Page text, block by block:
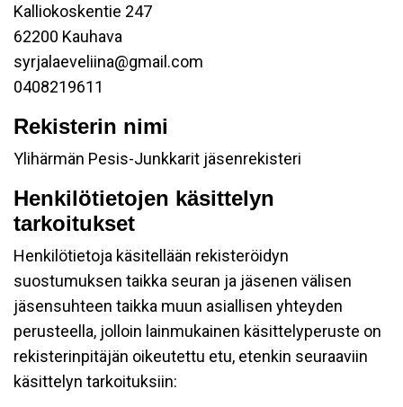
Kalliokoskentie 247
62200 Kauhava
syrjalaeveliina@gmail.com
0408219611
Rekisterin nimi
Ylihärmän Pesis-Junkkarit jäsenrekisteri
Henkilötietojen käsittelyn
tarkoitukset
Henkilötietoja käsitellään rekisteröidyn
suostumuksen taikka seuran ja jäsenen välisen
jäsensuhteen taikka muun asiallisen yhteyden
perusteella, jolloin lainmukainen käsittelyperuste on
rekisterinpitäjän oikeutettu etu, etenkin seuraaviin
käsittelyn tarkoituksiin: